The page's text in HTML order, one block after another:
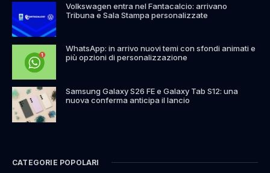
Volkswagen entra nel Fantacalcio: arrivano
Tribuna e Sala Stampa personalizzate
WhatsApp: in arrivo nuovi temi con sfondi animati e
più opzioni di personalizzazione
Samsung Galaxy S26 FE e Galaxy Tab S12: una
nuova conferma anticipa il lancio
CATEGORIE POPOLARI